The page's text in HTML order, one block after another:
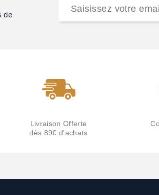
de
Livraison Offerte
dès 89€ d'achats